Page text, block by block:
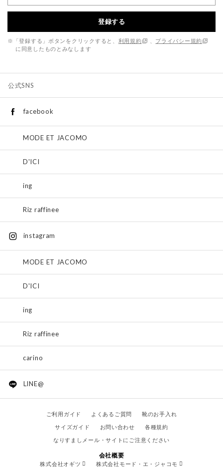
登録する
※「登録する」ボタンをクリックすると、 利用規約
プライバシー規約
に同意したものとみなします
公式SNS
facebook
MODE ET JACOMO
D'ICI
ing
Riz raffinee
instagram
MODE ET JACOMO
D'ICI
ing
Riz raffinee
carino
LINE@
ご利用ガイド よくあるご質問
靴のお手入れ
サイズガイド
お問い合わせ
各種規約
なりすましメール・サイトにご注意ください
会社概要
株式会社オギツ 株式会社モード・エ・ジャコモ